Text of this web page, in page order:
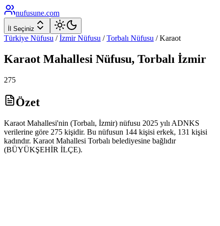
nufusune.com
İl Seçiniz
Türkiye Nüfusu / İzmirNüfusu / Torbalı Nüfusu /Karaot
Karaot Mahallesi Nüfusu, Torbalı İzmir
275
Özet
Karaot Mahallesi'nin (Torbalı, İzmir) nüfusu 2025 yılı ADNKS
verilerine göre 275 kişidir. Bu nüfusun 144 kişisi erkek, 131 kişisi
kadındır. Karaot Mahallesi Torbalı belediyesine bağlıdır
(BÜYÜKŞEHİR İLÇE).